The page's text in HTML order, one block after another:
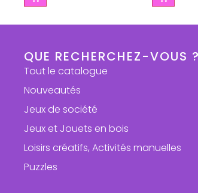
QUE RECHERCHEZ-VOUS ?
Tout le catalogue
Nouveautés
Jeux de société
Jeux et Jouets en bois
Loisirs créatifs, Activités manuelles
Puzzles